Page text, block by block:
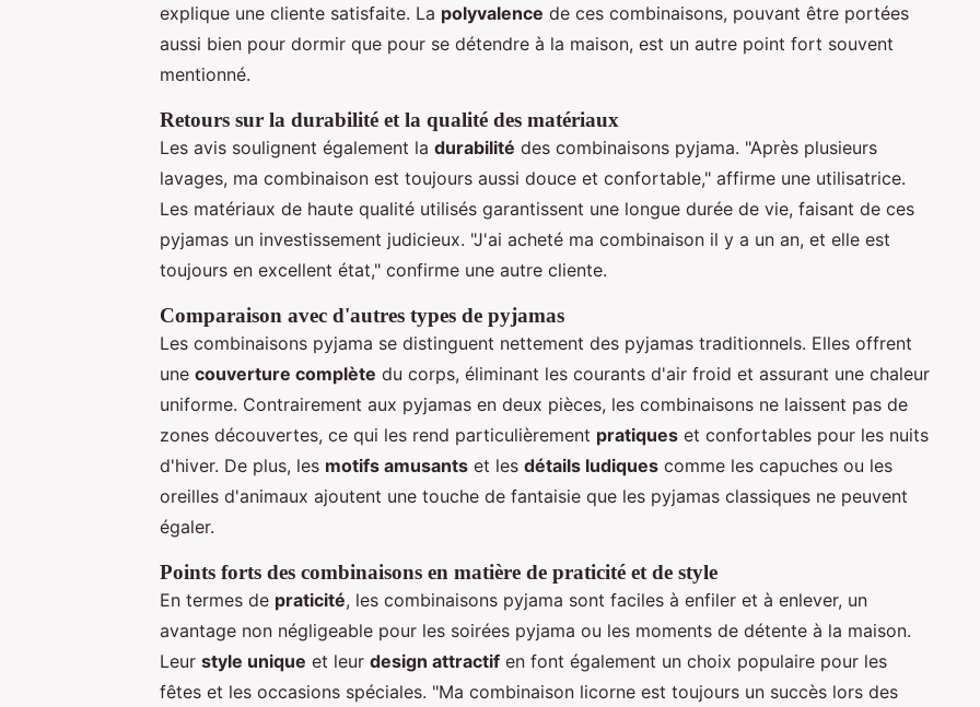
explique une cliente satisfaite. La polyvalence de ces combinaisons, pouvant être portées
aussi bien pour dormir que pour se détendre à la maison, est un autre point fort souvent
mentionné.
Retours sur la durabilité et la qualité des matériaux
Les avis soulignent également la durabilité des combinaisons pyjama. "Après plusieurs
lavages, ma combinaison est toujours aussi douce et confortable," affirme une utilisatrice.
Les matériaux de haute qualité utilisés garantissent une longue durée de vie, faisant de ces
pyjamas un investissement judicieux. "J'ai acheté ma combinaison il y a un an, et elle est
toujours en excellent état," confirme une autre cliente.
Comparaison avec d'autres types de pyjamas
Les combinaisons pyjama se distinguent nettement des pyjamas traditionnels. Elles offrent
une couverture complète du corps, éliminant les courants d'air froid et assurant une chaleur
uniforme. Contrairement aux pyjamas en deux pièces, les combinaisons ne laissent pas de
zones découvertes, ce qui les rend particulièrement pratiques et confortables pour les nuits
d'hiver. De plus, les motifs amusants et les détails ludiques comme les capuches ou les
oreilles d'animaux ajoutent une touche de fantaisie que les pyjamas classiques ne peuvent
égaler.
Points forts des combinaisons en matière de praticité et de style
En termes de praticité, les combinaisons pyjama sont faciles à enfiler et à enlever, un
avantage non négligeable pour les soirées pyjama ou les moments de détente à la maison.
Leur style unique et leur design attractif en font également un choix populaire pour les
fêtes et les occasions spéciales. "Ma combinaison licorne est toujours un succès lors des